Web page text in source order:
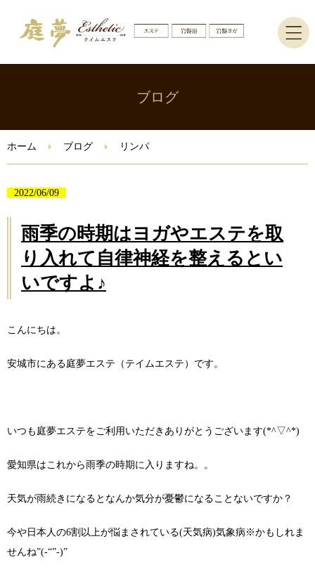
岩盤ヨガ・岩盤浴
ご予約はこちら
ブログ
ホーム ブログ リンパ
2022/06/09
雨季の時期はヨガやエステを取
り入れて自律神経を整えるとい
いですよ♪
こんにちは。
安城市にある庭夢エステ（テイムエステ）です。
いつも庭夢エステをご利用いただきありがとうございます(*^▽^*)
愛知県はこれから雨季の時期に入りますね。。
天気が雨続きになるとなんか気分が憂鬱になることないですか？
今や日本人の6割以上が悩まされている(天気病)気象病※かもしれま
せんね”(-“”-)”